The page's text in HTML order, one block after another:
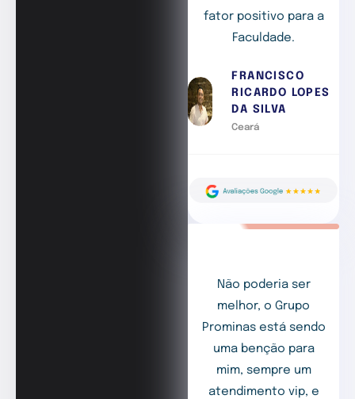
fator positivo para a
Faculdade.
FRANCISCO
RICARDO LOPES
DA SILVA
Ceará
Não poderia ser
melhor, o Grupo
Prominas está sendo
uma benção para
mim, sempre um
atendimento vip, e